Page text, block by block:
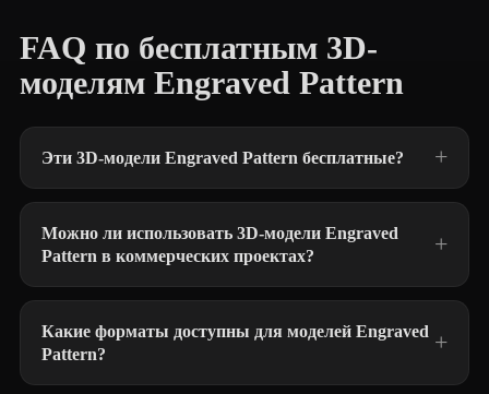
FAQ по бесплатным 3D-
моделям Engraved Pattern
Эти 3D-модели Engraved Pattern бесплатные?
Можно ли использовать 3D-модели Engraved
Pattern в коммерческих проектах?
Какие форматы доступны для моделей Engraved
Pattern?